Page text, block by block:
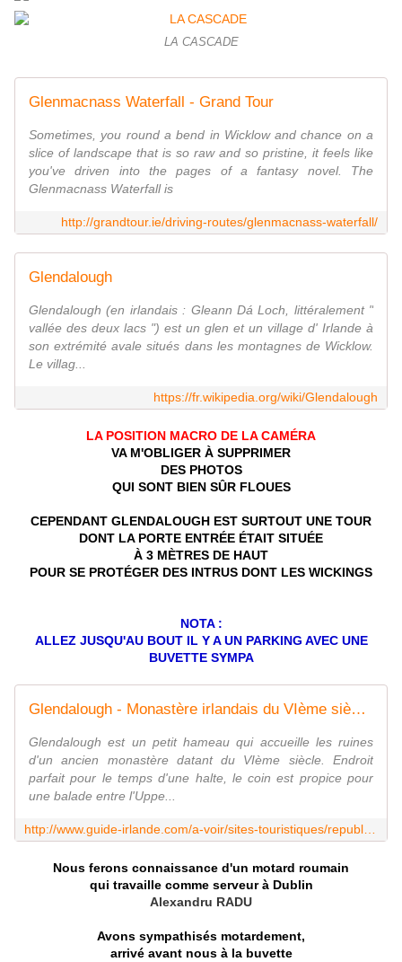
LA CASCADE
Glenmacnass Waterfall - Grand Tour
Sometimes, you round a bend in Wicklow and chance on a
slice of landscape that is so raw and so pristine, it feels like
you've driven into the pages of a fantasy novel. The
Glenmacnass Waterfall is
http://grandtour.ie/driving-routes/glenmacnass-waterfall/
Glendalough
Glendalough (en irlandais : Gleann Dá Loch, littéralement "
vallée des deux lacs ") est un glen et un village d' Irlande à
son extrémité avale situés dans les montagnes de Wicklow.
Le villag...
https://fr.wikipedia.org/wiki/Glendalough
LA POSITION MACRO DE LA CAMÉRA
VA M'OBLIGER À SUPPRIMER
DES PHOTOS
QUI SONT BIEN SÛR FLOUES
CEPENDANT GLENDALOUGH EST SURTOUT UNE TOUR
DONT LA PORTE ENTRÉE ÉTAIT SITUÉE
À 3 MÈTRES DE HAUT
POUR SE PROTÉGER DES INTRUS DONT LES WICKINGS
NOTA :
ALLEZ JUSQU'AU BOUT IL Y A UN PARKING AVEC UNE
BUVETTE SYMPA
Glendalough - Monastère irlandais du VIème siècle - Guide Irlande.com
Glendalough est un petit hameau qui accueille les ruines
d'un ancien monastère datant du VIème siècle. Endroit
parfait pour le temps d'une halte, le coin est propice pour
une balade entre l'Uppe...
Nous ferons connaissance d'un motard roumain
qui travaille comme serveur à Dublin
Alexandru RADU
Avons sympathisés motardement,
arrivé avant nous à la buvette